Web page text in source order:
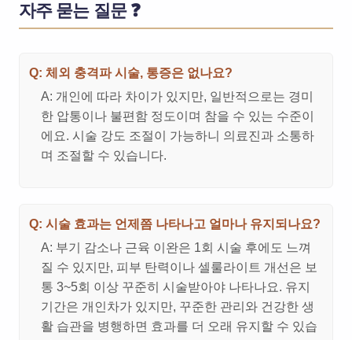
자주 묻는 질문 ❓
Q: 체외 충격파 시술, 통증은 없나요?
A: 개인에 따라 차이가 있지만, 일반적으로는 경미
한 압통이나 불편함 정도이며 참을 수 있는 수준이
에요. 시술 강도 조절이 가능하니 의료진과 소통하
며 조절할 수 있습니다.
Q: 시술 효과는 언제쯤 나타나고 얼마나 유지되나요?
A: 부기 감소나 근육 이완은 1회 시술 후에도 느껴
질 수 있지만, 피부 탄력이나 셀룰라이트 개선은 보
통 3~5회 이상 꾸준히 시술받아야 나타나요. 유지
기간은 개인차가 있지만, 꾸준한 관리와 건강한 생
활 습관을 병행하면 효과를 더 오래 유지할 수 있습